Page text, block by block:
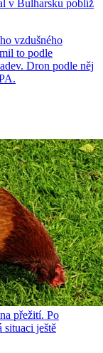
v Bulharsku poblíž
vzdušného
to podle
Dron podle něj
přežití. Po
situaci ještě